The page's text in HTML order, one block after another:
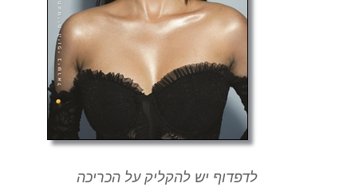
לדפדוף יש להקליק על הכריכה